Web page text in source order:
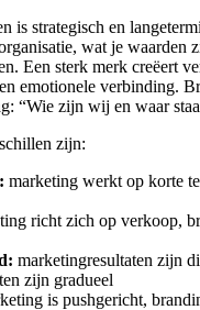
is strategisch en
wat je waarden
Een sterk merk creëert
emotionele verbinding.
“Wie zijn wij en waar
zijn:
marketing werkt op korte
richt zich op verkoop,
marketingresultaten zijn
zijn gradueel
is pushgericht,